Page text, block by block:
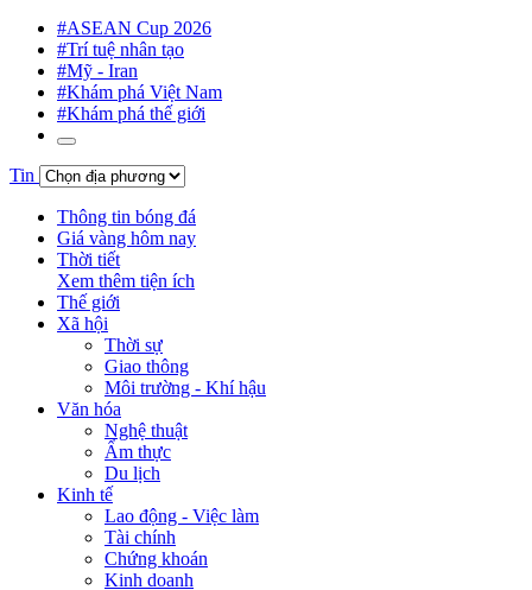
#ASEAN Cup 2026
#Trí tuệ nhân tạo
#Mỹ - Iran
#Khám phá Việt Nam
#Khám phá thế giới
Tin
Thông tin bóng đá
Giá vàng hôm nay
Thời tiết
Xem thêm tiện ích
Thế giới
Xã hội
Thời sự
Giao thông
Môi trường - Khí hậu
Văn hóa
Nghệ thuật
Ẩm thực
Du lịch
Kinh tế
Lao động - Việc làm
Tài chính
Chứng khoán
Kinh doanh